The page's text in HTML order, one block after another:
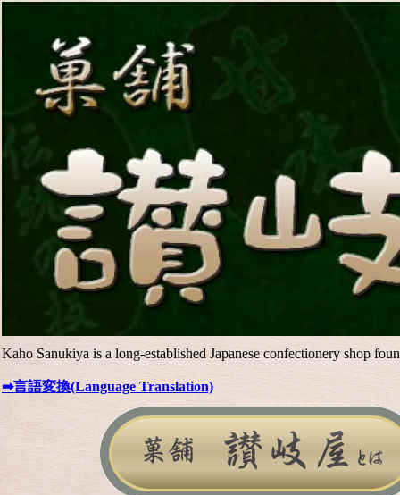
Kaho Sanukiya is a long-established Japanese confectionery shop
➡言語変換(Language Translation)